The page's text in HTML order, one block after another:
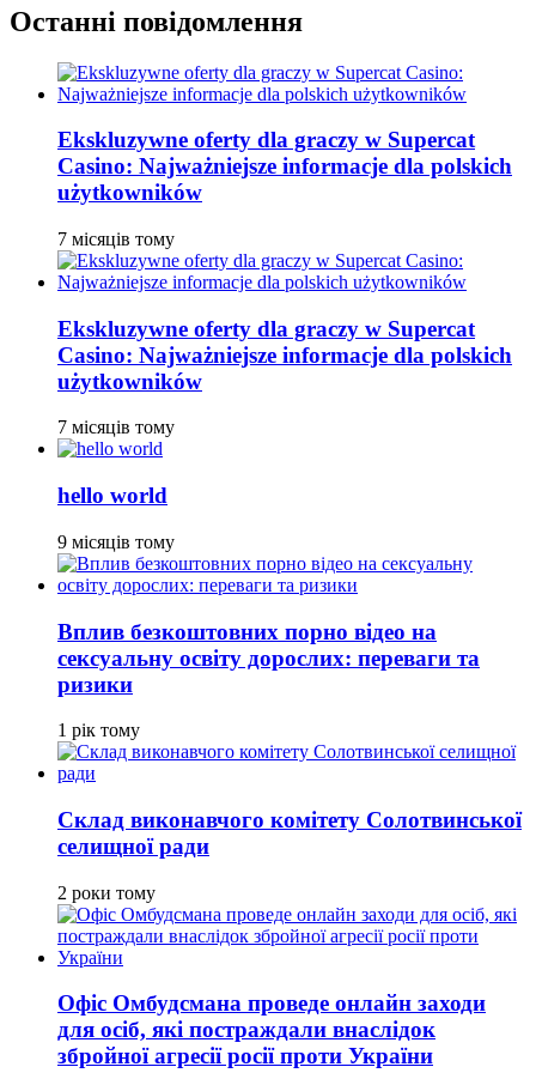
Останні повідомлення
Ekskluzywne oferty dla graczy w Supercat
Casino: Najważniejsze informacje dla polskich
użytkowników
7 місяців тому
Ekskluzywne oferty dla graczy w Supercat
Casino: Najważniejsze informacje dla polskich
użytkowników
7 місяців тому
hello world
9 місяців тому
Вплив безкоштовних порно відео на
сексуальну освіту дорослих: переваги та
ризики
1 рік тому
Склад виконавчого комітету Солотвинської
селищної ради
2 роки тому
Офіс Омбудсмана проведе онлайн заходи
для осіб, які постраждали внаслідок
збройної агресії росії проти України